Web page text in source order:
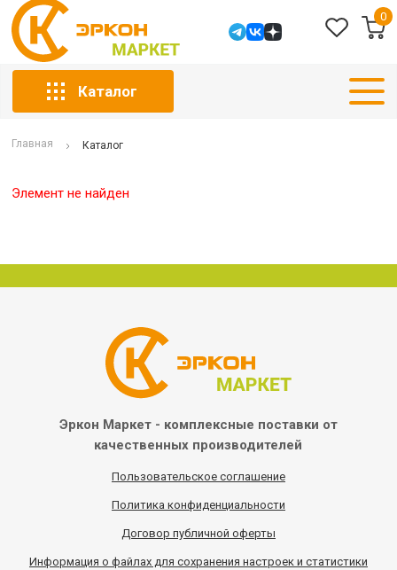
0
Каталог
Главная Каталог
Элемент не найден
Эркон Маркет - комплексные поставки от
качественных производителей
Пользовательское соглашение
Политика конфиденциальности
Договор публичной оферты
Информация о файлах для сохранения настроек и статистики